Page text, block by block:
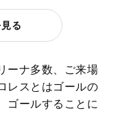
る
ーナ多数、ご来場
レスとはゴールの
ゴールすることに